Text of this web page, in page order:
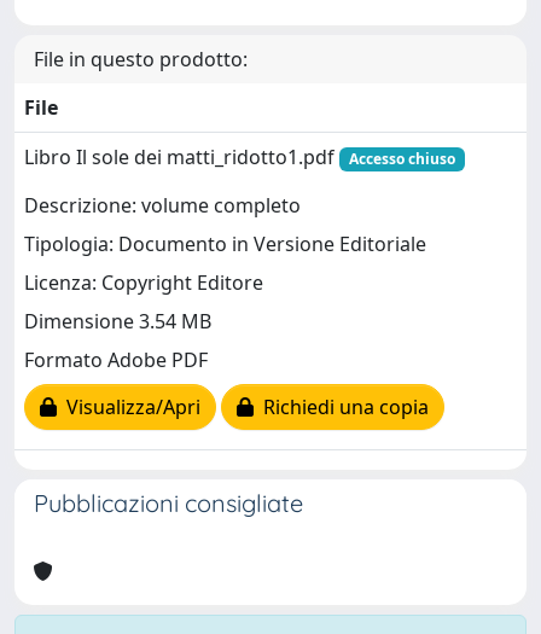
File in questo prodotto:
File
Libro Il sole dei matti_ridotto1.pdf
Accesso chiuso
Descrizione: volume completo
Tipologia: Documento in Versione Editoriale
Licenza: Copyright Editore
Dimensione 3.54 MB
Formato Adobe PDF
Visualizza/Apri
Richiedi una copia
Pubblicazioni consigliate